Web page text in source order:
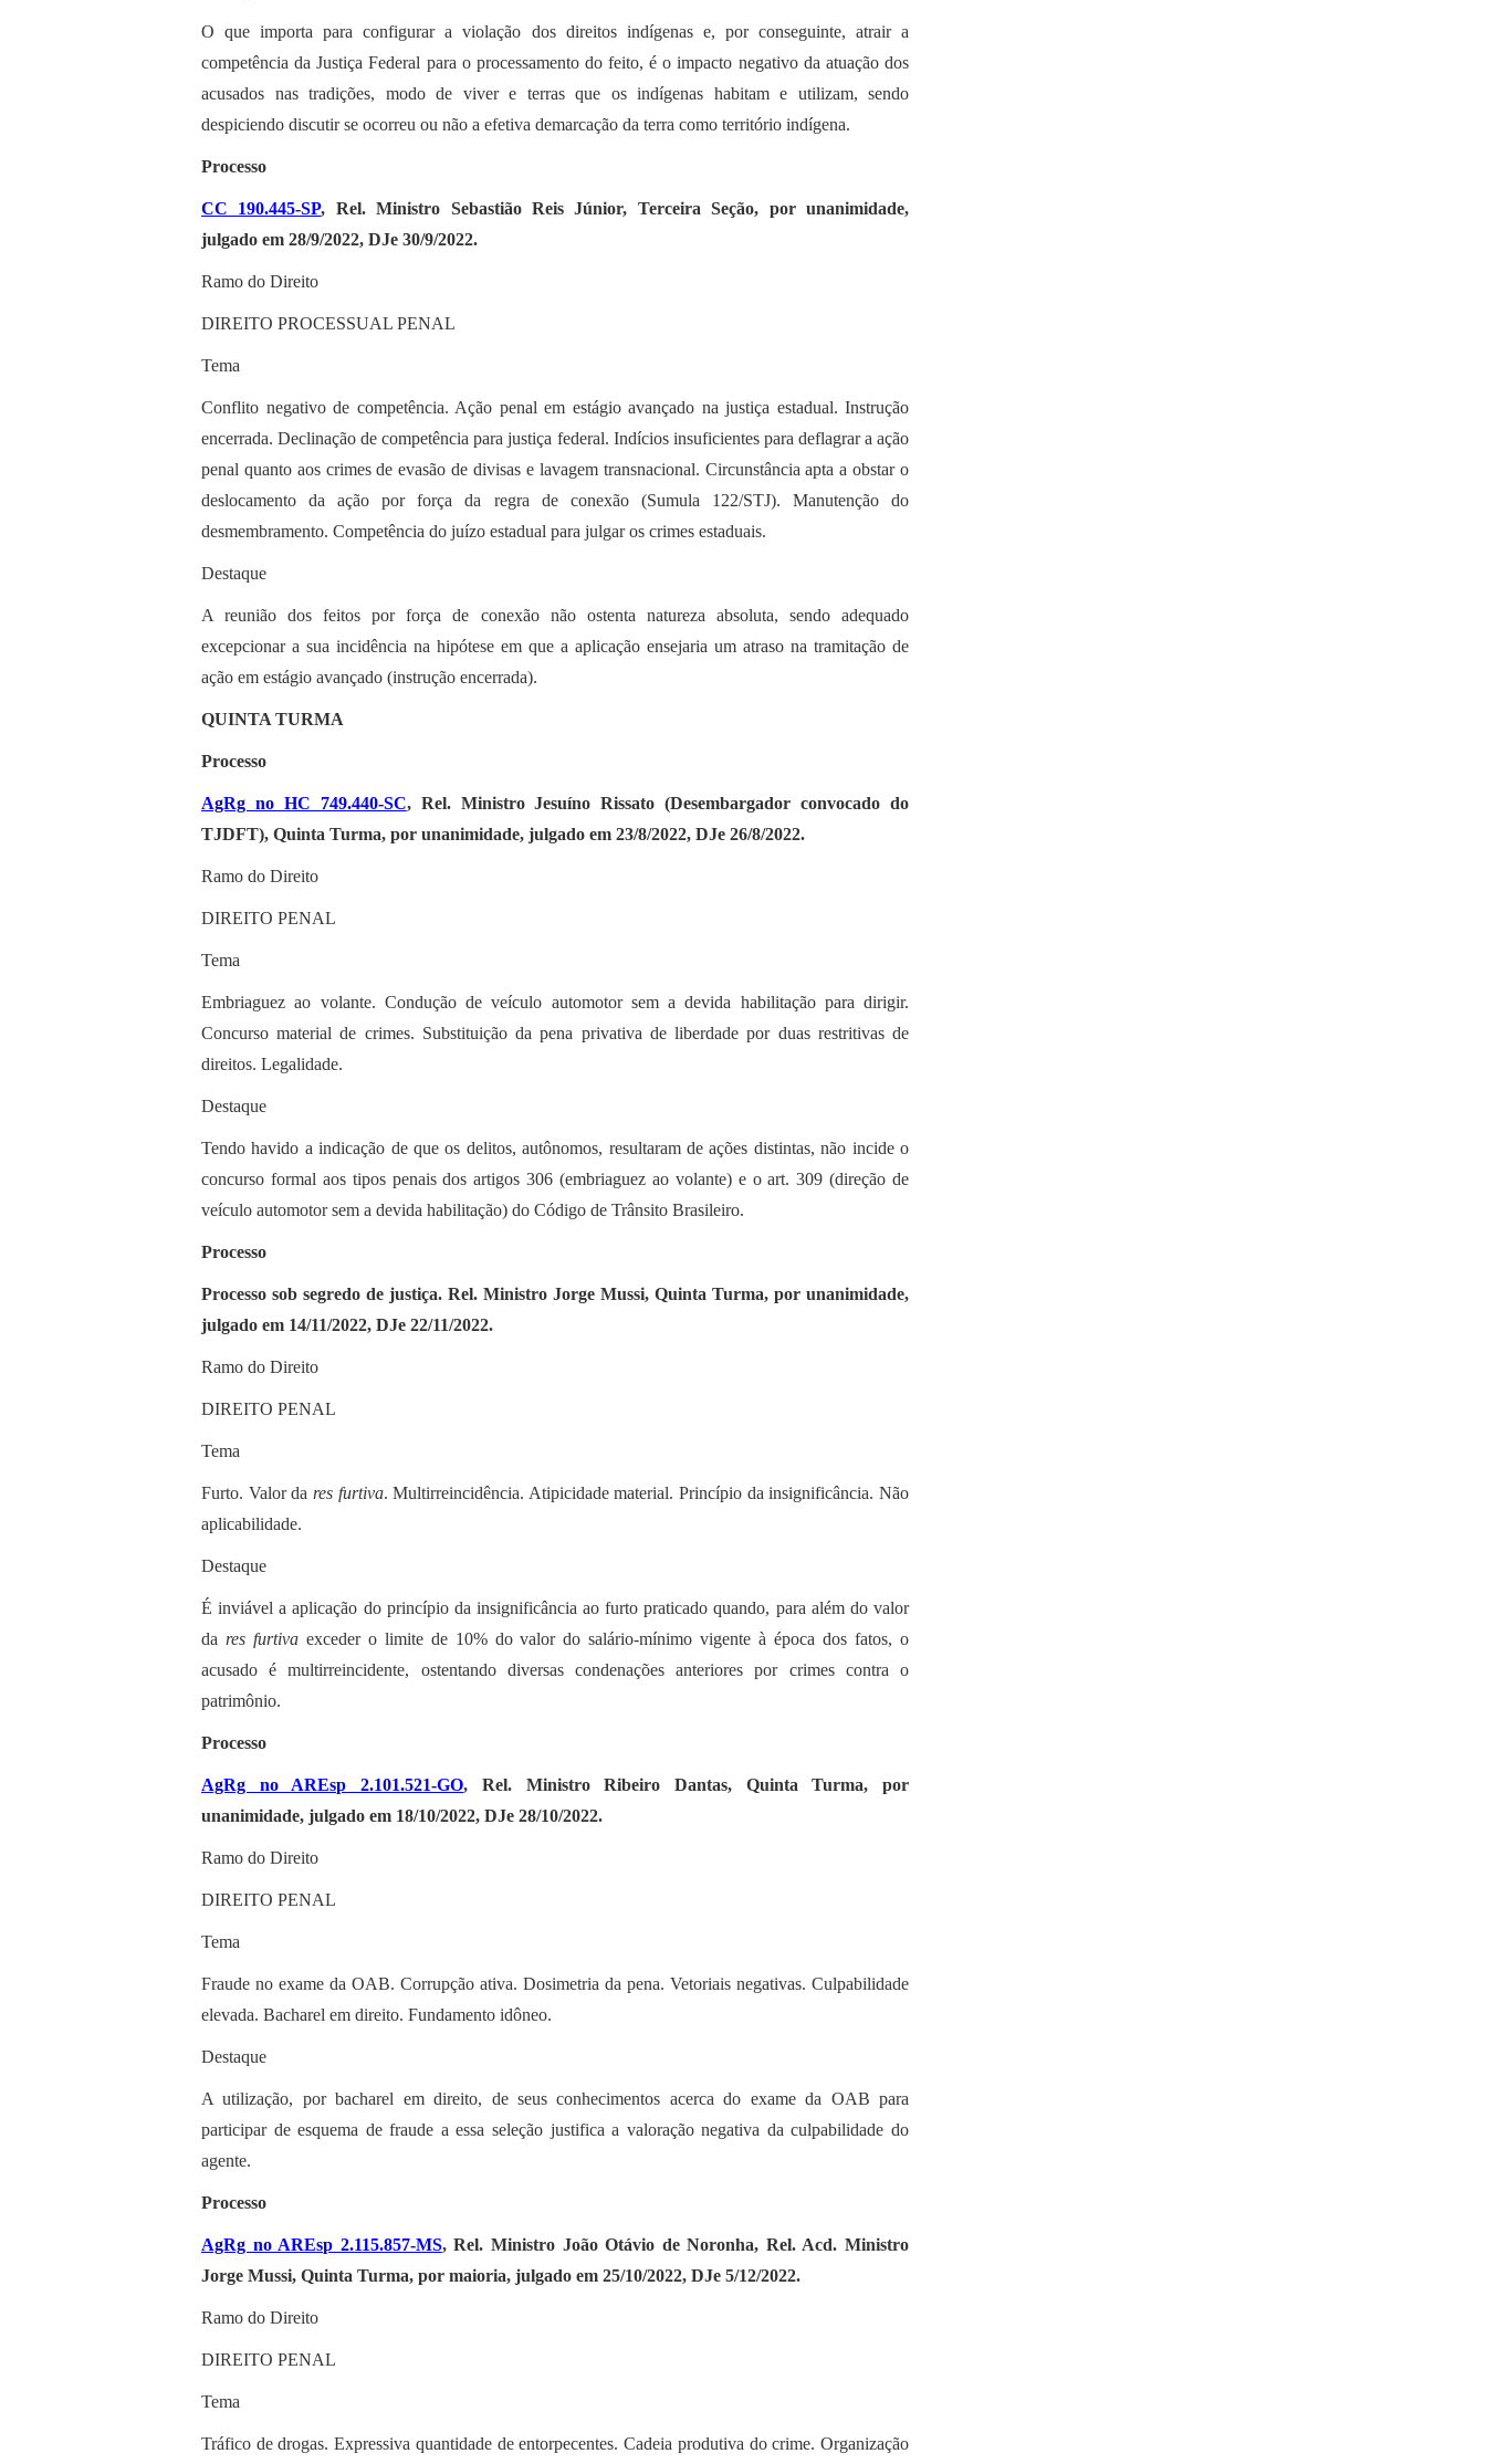
O que importa para configurar a violação dos direitos indígenas e, por conseguinte, atrair a
competência da Justiça Federal para o processamento do feito, é o impacto negativo da atuação dos
acusados nas tradições, modo de viver e terras que os indígenas habitam e utilizam, sendo
despiciendo discutir se ocorreu ou não a efetiva demarcação da terra como território indígena.
Processo
CC 190.445-SP, Rel. Ministro Sebastião Reis Júnior, Terceira Seção, por unanimidade,
julgado em 28/9/2022, DJe 30/9/2022.
Ramo do Direito
DIREITO PROCESSUAL PENAL
Tema
Conflito negativo de competência. Ação penal em estágio avançado na justiça estadual. Instrução
encerrada. Declinação de competência para justiça federal. Indícios insuficientes para deflagrar a ação
penal quanto aos crimes de evasão de divisas e lavagem transnacional. Circunstância apta a obstar o
deslocamento da ação por força da regra de conexão (Sumula 122/STJ). Manutenção do
desmembramento. Competência do juízo estadual para julgar os crimes estaduais.
Destaque
A reunião dos feitos por força de conexão não ostenta natureza absoluta, sendo adequado
excepcionar a sua incidência na hipótese em que a aplicação ensejaria um atraso na tramitação de
ação em estágio avançado (instrução encerrada).
QUINTA TURMA
Processo
AgRg no HC 749.440-SC, Rel. Ministro Jesuíno Rissato (Desembargador convocado do
TJDFT), Quinta Turma, por unanimidade, julgado em 23/8/2022, DJe 26/8/2022.
Ramo do Direito
DIREITO PENAL
Tema
Embriaguez ao volante. Condução de veículo automotor sem a devida habilitação para dirigir.
Concurso material de crimes. Substituição da pena privativa de liberdade por duas restritivas de
direitos. Legalidade.
Destaque
Tendo havido a indicação de que os delitos, autônomos, resultaram de ações distintas, não incide o
concurso formal aos tipos penais dos artigos 306 (embriaguez ao volante) e o art. 309 (direção de
veículo automotor sem a devida habilitação) do Código de Trânsito Brasileiro.
Processo
Processo sob segredo de justiça. Rel. Ministro Jorge Mussi, Quinta Turma, por unanimidade,
julgado em 14/11/2022, DJe 22/11/2022.
Ramo do Direito
DIREITO PENAL
Tema
Furto. Valor da res furtiva. Multirreincidência. Atipicidade material. Princípio da insignificância. Não
aplicabilidade.
Destaque
É inviável a aplicação do princípio da insignificância ao furto praticado quando, para além do valor
da res furtivaexceder o limite de 10% do valor do salário-mínimo vigente à época dos fatos, o
acusado é multirreincidente, ostentando diversas condenações anteriores por crimes contra o
patrimônio.
Processo
AgRg no AREsp 2.101.521-GO, Rel. Ministro Ribeiro Dantas, Quinta Turma, por
unanimidade, julgado em 18/10/2022, DJe 28/10/2022.
Ramo do Direito
DIREITO PENAL
Tema
Fraude no exame da OAB. Corrupção ativa. Dosimetria da pena. Vetoriais negativas. Culpabilidade
elevada. Bacharel em direito. Fundamento idôneo.
Destaque
A utilização, por bacharel em direito, de seus conhecimentos acerca do exame da OAB para
participar de esquema de fraude a essa seleção justifica a valoração negativa da culpabilidade do
agente.
Processo
AgRg no AREsp 2.115.857-MS, Rel. Ministro João Otávio de Noronha, Rel. Acd. Ministro
Jorge Mussi, Quinta Turma, por maioria, julgado em 25/10/2022, DJe 5/12/2022.
Ramo do Direito
DIREITO PENAL
Tema
Tráfico de drogas. Expressiva quantidade de entorpecentes. Cadeia produtiva do crime. Organização